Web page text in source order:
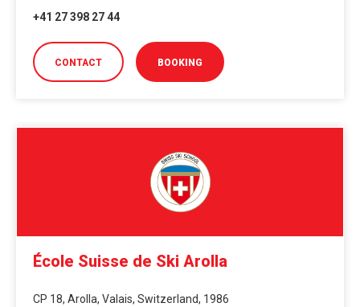
+41 27 398 27 44
CONTACT BOOKING
École Suisse de Ski Arolla
CP 18, Arolla, Valais, Switzerland, 1986